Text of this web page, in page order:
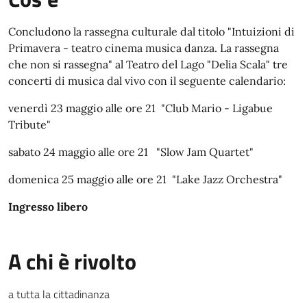
Concludono la rassegna culturale dal titolo "Intuizioni di
Primavera - teatro cinema musica danza. La rassegna
che non si rassegna" al Teatro del Lago "Delia Scala" tre
concerti di musica dal vivo con il seguente calendario:
venerdì 23 maggio alle ore 21 "Club Mario - Ligabue
Tribute"
sabato 24 maggio alle ore 21 "Slow Jam Quartet"
domenica 25 maggio alle ore 21 "Lake Jazz Orchestra"
Ingresso libero
A chi è rivolto
a tutta la cittadinanza